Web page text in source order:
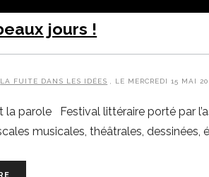
jours !
LA FUITE DANS LES IDÉES , LE MERCREDI 15 MAI
la parole Festival littéraire porté par
musicales, théâtrales,